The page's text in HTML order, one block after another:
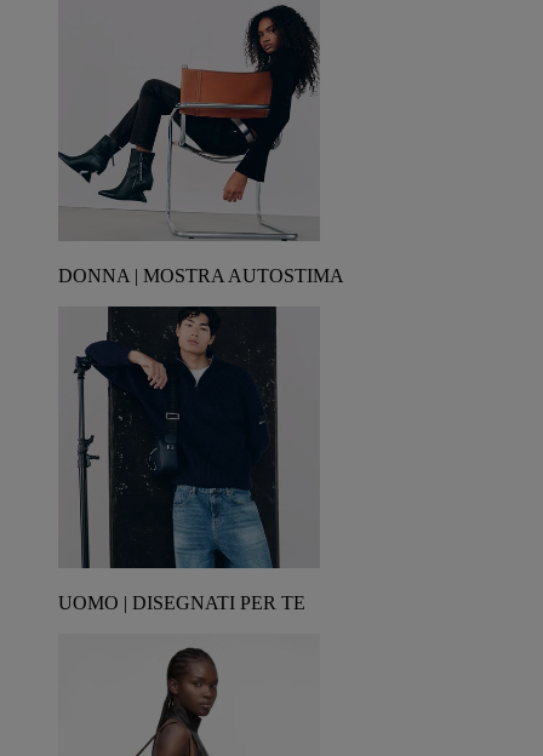
DONNA | MOSTRA AUTOSTIMA
UOMO | DISEGNATI PER TE